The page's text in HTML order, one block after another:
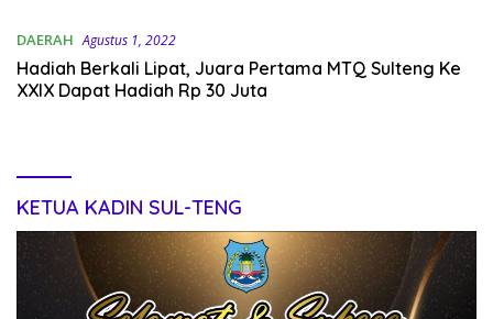
DAERAH Agustus 1, 2022
Hadiah Berkali Lipat, Juara Pertama MTQ Sulteng Ke
XXlX Dapat Hadiah Rp 30 Juta
KETUA KADIN SUL-TENG